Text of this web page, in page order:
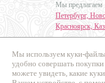
Мы используем куки-
удобно совершать
можете увидеть, какие
Мы предлагаем
Петербург,
Красноярск,
Дизайн -
Продвижение